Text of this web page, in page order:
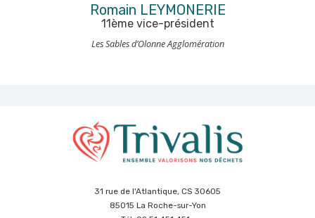
Romain LEYMONERIE
11ème vice-président
Les Sables d’Olonne Agglomération
31 rue de l'Atlantique, CS 30605
85015 La Roche-sur-Yon